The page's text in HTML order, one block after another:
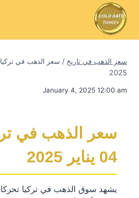
سعر الذهب في تاريخ /
2025
January 4, 2025 12:00 am
سعر الذهب في
04 يناير 2025
يشهد سوق الذهب في تركيا